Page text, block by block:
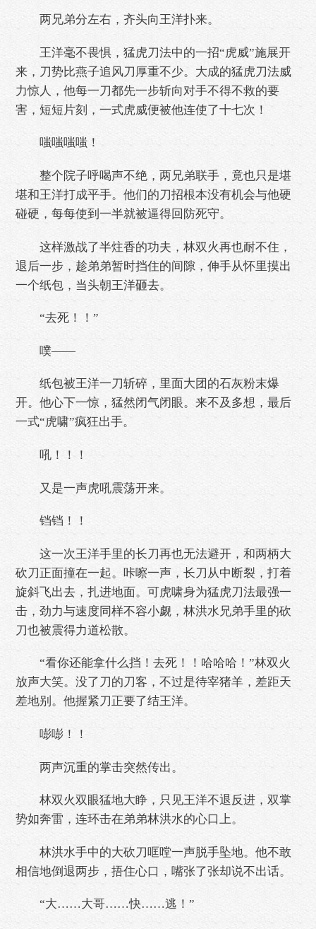
两兄弟分左右，齐头向王洋扑来。
王洋毫不畏惧，猛虎刀法中的一招“虎威”施展开
来，刀势比燕子追风刀厚重不少。大成的猛虎刀法威
力惊人，他每一刀都先一步斩向对手不得不救的要
害，短短片刻，一式虎威便被他连使了十七次！
嗤嗤嗤嗤！
整个院子呼喝声不绝，两兄弟联手，竟也只是堪
堪和王洋打成平手。他们的刀招根本没有机会与他硬
碰硬，每每使到一半就被逼得回防死守。
这样激战了半炷香的功夫，林双火再也耐不住，
退后一步，趁弟弟暂时挡住的间隙，伸手从怀里摸出
一个纸包，当头朝王洋砸去。
“去死！！”
噗——
纸包被王洋一刀斩碎，里面大团的石灰粉末爆
开。他心下一惊，猛然闭气闭眼。来不及多想，最后
一式“虎啸”疯狂出手。
吼！！！
又是一声虎吼震荡开来。
铛铛！！
这一次王洋手里的长刀再也无法避开，和两柄大
砍刀正面撞在一起。咔嚓一声，长刀从中断裂，打着
旋斜飞出去，扎进地面。可虎啸身为猛虎刀法最强一
击，劲力与速度同样不容小觑，林洪水兄弟手里的砍
刀也被震得力道松散。
“看你还能拿什么挡！去死！！哈哈哈！”林双火
放声大笑。没了刀的刀客，不过是待宰猪羊，差距天
差地别。他握紧刀正要了结王洋。
嘭嘭！！
两声沉重的掌击突然传出。
林双火双眼猛地大睁，只见王洋不退反进，双掌
势如奔雷，连环击在弟弟林洪水的心口上。
林洪水手中的大砍刀哐嘡一声脱手坠地。他不敢
相信地倒退两步，捂住心口，嘴张了张却说不出话。
“大……大哥……快……逃！”